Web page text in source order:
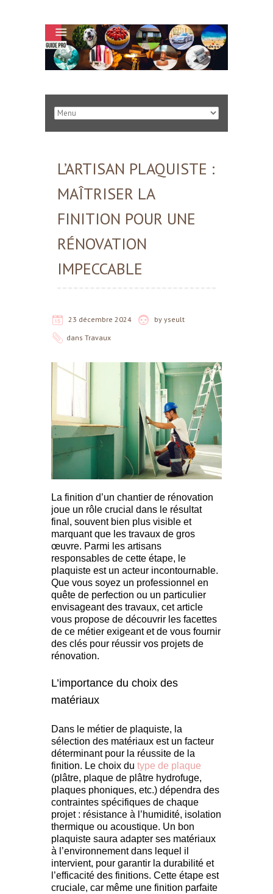
L’ARTISAN PLAQUISTE :
MAÎTRISER LA
FINITION POUR UNE
RÉNOVATION
IMPECCABLE
23 décembre 2024 by yseult
dans Travaux
La finition d’un chantier de rénovation
joue un rôle crucial dans le résultat
final, souvent bien plus visible et
marquant que les travaux de gros
œuvre. Parmi les artisans
responsables de cette étape, le
plaquiste est un acteur incontournable.
Que vous soyez un professionnel en
quête de perfection ou un particulier
envisageant des travaux, cet article
vous propose de découvrir les facettes
de ce métier exigeant et de vous fournir
des clés pour réussir vos projets de
rénovation.
L’importance du choix des
matériaux
Dans le métier de plaquiste, la
sélection des matériaux est un facteur
déterminant pour la réussite de la
finition. Le choix du type de plaque
(plâtre, plaque de plâtre hydrofuge,
plaques phoniques, etc.) dépendra des
contraintes spécifiques de chaque
projet : résistance à l’humidité, isolation
thermique ou acoustique. Un bon
plaquiste saura adapter ses matériaux
à l’environnement dans lequel il
intervient, pour garantir la durabilité et
l’efficacité des finitions. Cette étape est
cruciale, car même une finition parfaite